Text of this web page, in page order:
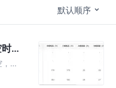
默认顺序
，
默
给用